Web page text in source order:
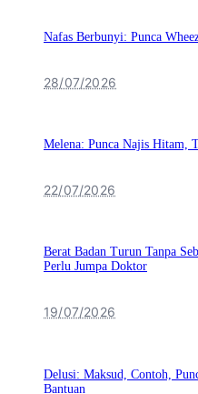
Nafas Berbunyi: Punca
28/07/2026
Melena: Punca Najis Hitam,
22/07/2026
Berat Badan Turun Tanpa
Perlu Jumpa Doktor
19/07/2026
Delusi: Maksud, Contoh,
Bantuan